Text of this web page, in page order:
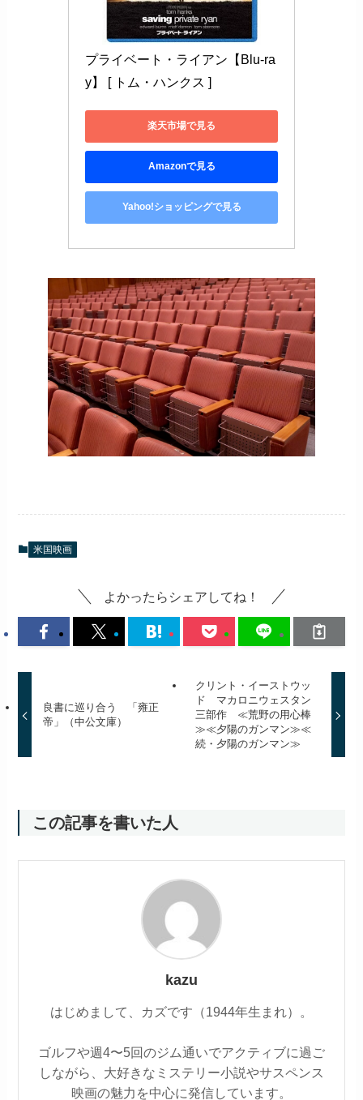
プライベート・ライアン【Blu-ra
y】 [ トム・ハンクス ]
楽天市場で見る
Amazonで見る
Yahoo!ショッピングで見る
米国映画
よかったらシェアしてね！
良書に巡り合う 「雍正
帝」（中公文庫）
クリント・イーストウッ
ド マカロニウェスタン
三部作 ≪荒野の用心棒
≫≪夕陽のガンマン≫≪
続・夕陽のガンマン≫
この記事を書いた人
kazu
はじめまして、カズです（1944年生まれ）。
ゴルフや週4〜5回のジム通いでアクティブに過ご
しながら、大好きなミステリー小説やサスペンス
映画の魅力を中心に発信しています。